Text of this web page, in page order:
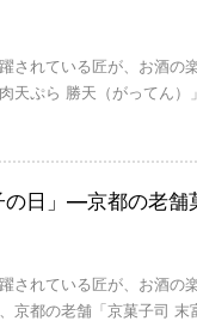
されている匠が、お酒の
天ぷら 勝天（がってん）
日」—京都の老舗
されている匠が、お酒の
京都の老舗「京菓子司